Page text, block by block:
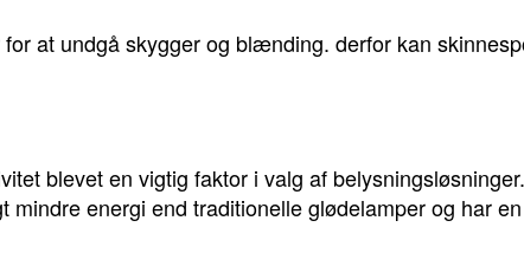
at undgå skygger og blænding. derfor kan
blevet en vigtig faktor i valg af
energi end traditionelle glødelamper og har